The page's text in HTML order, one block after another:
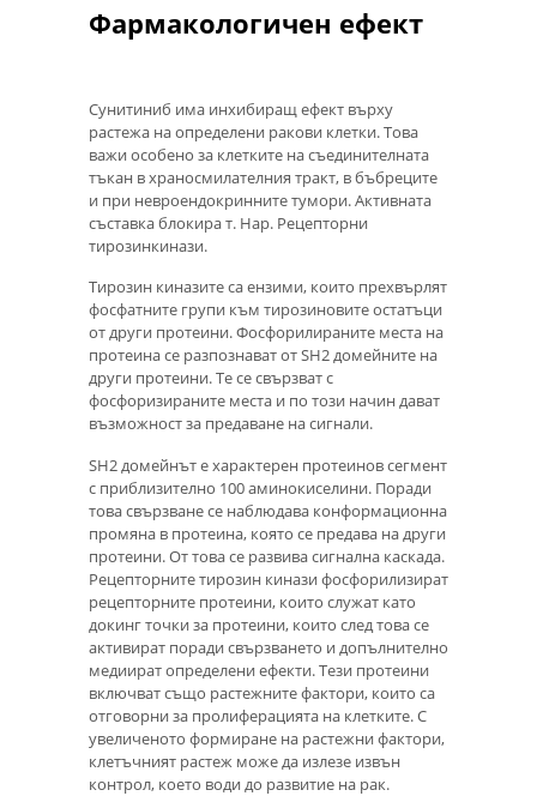
Фармакологичен ефект
Сунитиниб има инхибиращ ефект върху
растежа на определени ракови клетки. Това
важи особено за клетките на съединителната
тъкан в храносмилателния тракт, в бъбреците
и при невроендокринните тумори. Активната
съставка блокира т. Нар. Рецепторни
тирозинкинази.
Тирозин киназите са ензими, които прехвърлят
фосфатните групи към тирозиновите остатъци
от други протеини. Фосфорилираните места на
протеина се разпознават от SH2 домейните на
други протеини. Те се свързват с
фосфоризираните места и по този начин дават
възможност за предаване на сигнали.
SH2 домейнът е характерен протеинов сегмент
с приблизително 100 аминокиселини. Поради
това свързване се наблюдава конформационна
промяна в протеина, която се предава на други
протеини. От това се развива сигнална каскада.
Рецепторните тирозин кинази фосфорилизират
рецепторните протеини, които служат като
докинг точки за протеини, които след това се
активират поради свързването и допълнително
медиират определени ефекти. Тези протеини
включват също растежните фактори, които са
отговорни за пролиферацията на клетките. С
увеличеното формиране на растежни фактори,
клетъчният растеж може да излезе извън
контрол, което води до развитие на рак.